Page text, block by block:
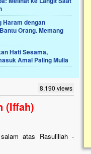
Haram dengan
Orang. Memang
Hati Sesama,
Amal Paling Mulia
8.190 views
(Iffah)
atas Rasulillah -
Masjid di
Cilumbu ini sungguh
tahun mangkrak, kini nyaris
terpapar panas dan